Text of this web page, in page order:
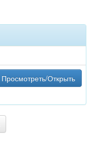
Просмотреть/Открыть